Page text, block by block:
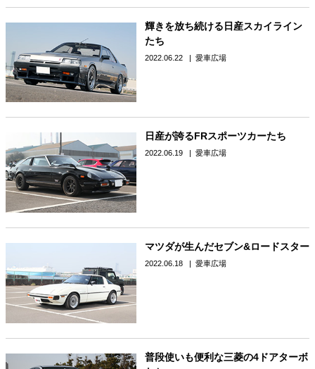
輝きを放ち続ける日産スカイライン
たち
2022.06.22 愛車広場
日産が誇るFRスポーツカーたち
2022.06.19 愛車広場
マツダが生んだセブン&ロードスター
2022.06.18 愛車広場
普段使いも便利な三菱の4ドアターボ